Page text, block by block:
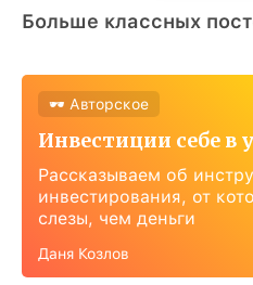
Больше классных
🕶 Авторское
Инвестиции себе в
Рассказываем об
инвестирования, от
слезы, чем деньги
Даня Козлов